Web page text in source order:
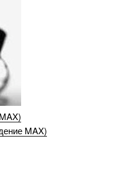
MAX)